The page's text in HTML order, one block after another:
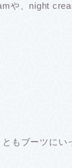
や、night
もブーツにい